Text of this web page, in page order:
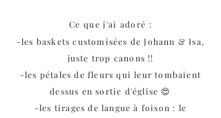
Ce que j'ai adoré :
-les baskets customisées de Johann & Isa,
juste trop canons !!
-les pétales de fleurs qui leur tombaient
dessus en sortie d'église 😍
-les tirages de langue à foison : le